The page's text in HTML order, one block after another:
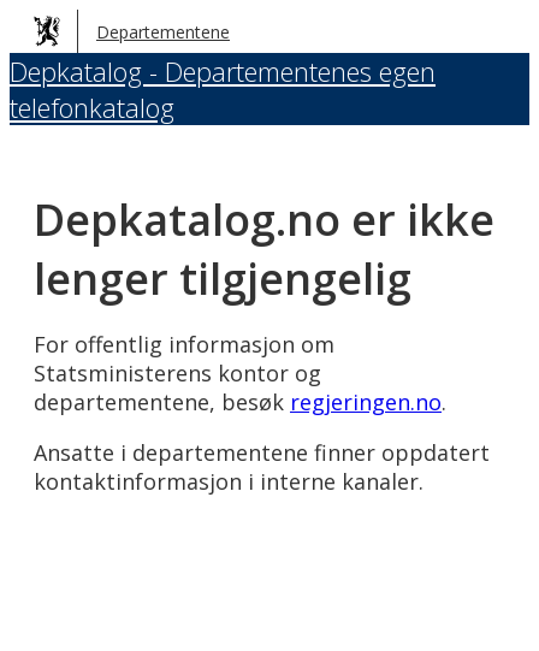
Hopp
til
hovedinnhold
Departementene
Depkatalog - Departementenes egen
telefonkatalog
Depkatalog.no er ikke
lenger tilgjengelig
For offentlig informasjon om
Statsministerens kontor og
departementene, besøk regjeringen.no.
Ansatte i departementene finner oppdatert
kontaktinformasjon i interne kanaler.